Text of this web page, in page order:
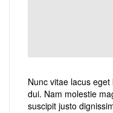
Nunc vitae lacus
dui. Nam molestie
suscipit justo